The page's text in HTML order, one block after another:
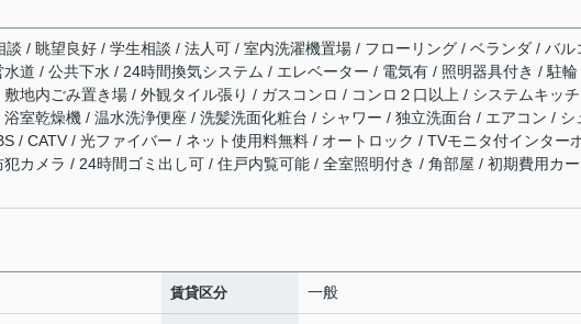
談 / 眺望良好 / 学生相談 / 法人可 / 室内洗濯機置場 / フローリング / ベランダ / バル
道 / 公共下水 / 24時間換気システム / エレベーター / 電気有 / 照明器具付き / 駐輪
地内ごみ置き場 / 外観タイル張り / ガスコンロ / コンロ２口以上 / システムキッチ
室乾燥機 / 温水洗浄便座 / 洗髪洗面化粧台 / シャワー / 独立洗面台 / エアコン / シ
/ CATV / 光ファイバー / ネット使用料無料 / オートロック / TVモニタ付インター
カメラ / 24時間ゴミ出し可 / 住戸内覧可能 / 全室照明付き / 角部屋 / 初期費用カ
賃貸区分 一般